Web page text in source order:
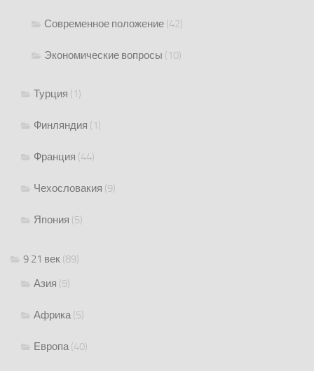
Современное положение (42)
Экономические вопросы (10)
Турция (1)
Финляндия (1)
Франция (44)
Чехословакия (9)
Япония (5)
9 21 век (89)
Азия (9)
Африка(5)
Европа(40)